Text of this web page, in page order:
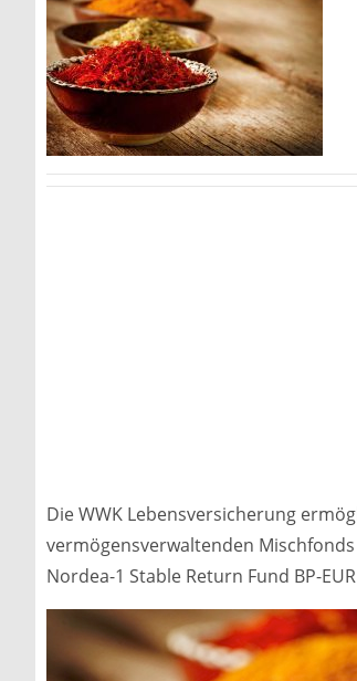
Die WWK Lebensversicherung
vermögensverwaltenden
Nordea-1 Stable Return Fund BP-